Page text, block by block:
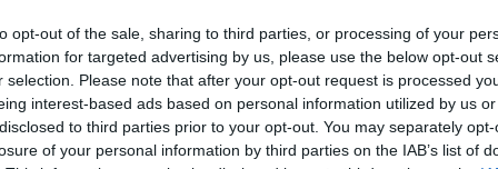
opt-out of the sale, sharing to third parties, or processing of your
for targeted advertising by us, please use the below opt-out
selection. Please note that after your opt-out request is processed
interest-based ads based on personal information utilized by us
to third parties prior to your opt-out. You may separately
of your personal information by third parties on the IAB’s list of
ingatag még mindig az Xbox saját önképe.
and I own it. We are talking about how we adjust